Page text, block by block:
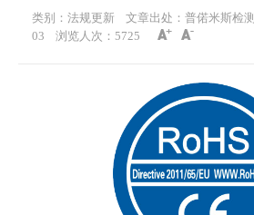
类别：法规更新 文章出处：普偌米斯检测
03
浏览人次： 5725